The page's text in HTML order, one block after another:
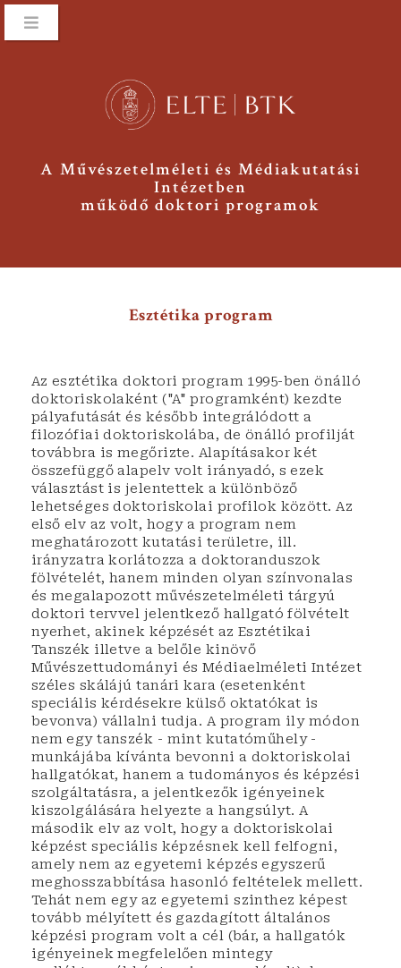
A Művészetelméleti és Médiakutatási
Intézetben
működő doktori programok
Esztétika program
Az esztétika doktori program 1995-ben önálló
doktoriskolaként ("A" programként) kezdte
pályafutását és később integrálódott a
filozófiai doktoriskolába, de önálló profilját
továbbra is megőrizte. Alapításakor két
összefüggő alapelv volt irányadó, s ezek
választást is jelentettek a különböző
lehetséges doktoriskolai profilok között. Az
első elv az volt, hogy a program nem
meghatározott kutatási területre, ill.
irányzatra korlátozza a doktoranduszok
fölvételét, hanem minden olyan színvonalas
és megalapozott művészetelméleti tárgyú
doktori tervvel jelentkező hallgató fölvételt
nyerhet, akinek képzését az Esztétikai
Tanszék illetve a belőle kinövő
Művészettudományi és Médiaelméleti Intézet
széles skálájú tanári kara (esetenként
speciális kérdésekre külső oktatókat is
bevonva) vállalni tudja. A program ily módon
nem egy tanszék - mint kutatóműhely -
munkájába kívánta bevonni a doktoriskolai
hallgatókat, hanem a tudományos és képzési
szolgáltatásra, a jelentkezők igényeinek
kiszolgálására helyezte a hangsúlyt. A
második elv az volt, hogy a doktoriskolai
képzést speciális képzésnek kell felfogni,
amely nem az egyetemi képzés egyszerű
meghosszabbítása hasonló feltételek mellett.
Tehát nem egy az egyetemi szinthez képest
tovább mélyített és gazdagított általános
képzési program volt a cél (bár, a hallgatók
igényeinek megfelelően mintegy